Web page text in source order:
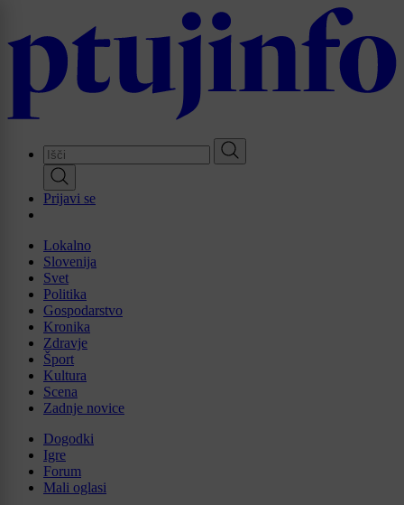
main
Prijavi se
Lokalno
Slovenija
Svet
Politika
Gospodarstvo
Kronika
Zdravje
Šport
Kultura
Scena
Zadnje novice
Dogodki
Igre
Forum
Mali oglasi